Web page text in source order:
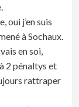
oui j’en suis
à Sochaux.
en soi,
2 pénaltys et
rattraper